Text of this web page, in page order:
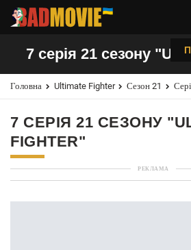
7 серія 21 сезону
Головна Ultimate Fighter Сезон 21
7 СЕРІЯ 21 СЕЗОНУ
FIGHTER"
РЕКЛАМА